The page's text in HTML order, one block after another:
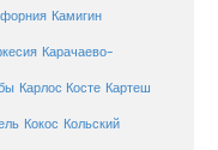
Камигин
Карачаево-
Карлос Косте Картеш
Кокос Кольский